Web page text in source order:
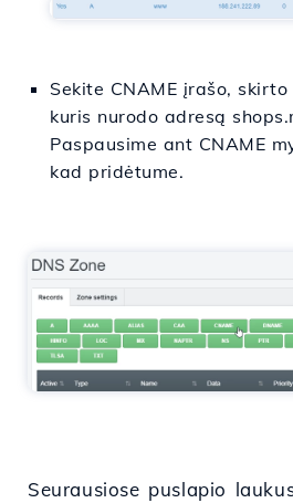
Sekite CNAME įrašo,
kuris nurodo adresą
Paspausime ant CNAME
kad pridėtume.
Seurausiose puslapio